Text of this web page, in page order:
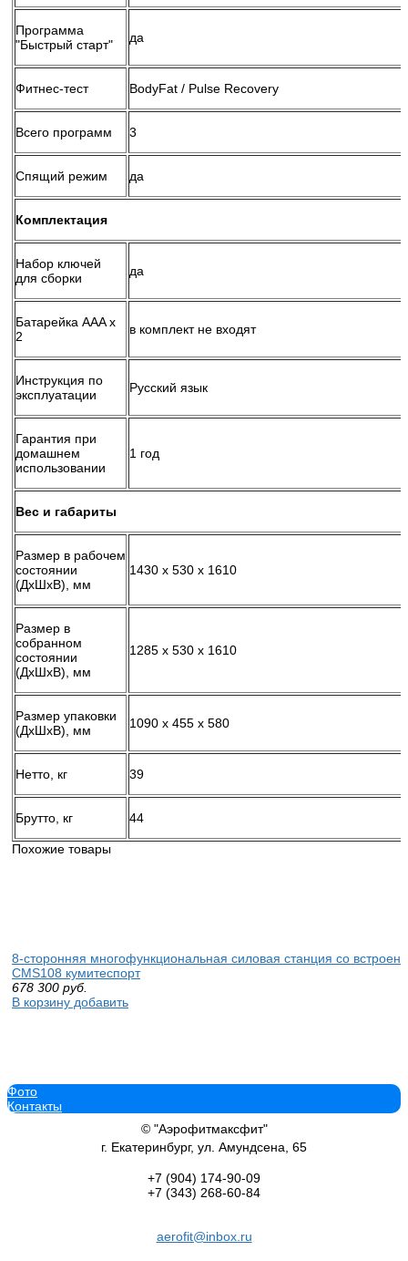
Программа
"Быстрый старт"
да
Фитнес-тест BodyFat / Pulse Recovery
Всего программ 3
Спящий режим да
Комплектация
Набор ключей
для сборки
да
Батарейка AAA х
2
в комплект не входят
Инструкция по
эксплуатации
Русский язык
Гарантия при
домашнем
использовании
1 год
Вес и габариты
Размер в рабочем
состоянии
(ДхШхВ), мм
1430 x 530 x 1610
Размер в
собранном
состоянии
(ДхШхВ), мм
1285 x 530 x 1610
Размер упаковки
(ДхШхВ), мм
1090 x 455 x 580
Нетто, кг 39
Брутто, кг 44
Похожие товары
8-сторонняя многофункциональная силовая станция со
CMS108 кумитеспорт
678 300 руб.
В корзину добавить
Эллиптический тренажёр Everyfit EET002P домашний
В корзину добавить
Фото
Контакты
© "Аэрофитмаксфит"
г. Екатеринбург, ул. Амундсена, 65
+7 (904) 174-90-09
+7 (343) 268-60-84
aerofit@inbox.ru